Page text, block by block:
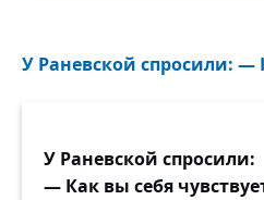
У Раневской спросили: —
У Раневской спросили:
— Как вы себя